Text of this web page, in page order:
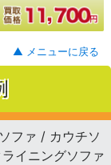
▲ メニューに戻る
ファ / カウチソ
イニングソファ